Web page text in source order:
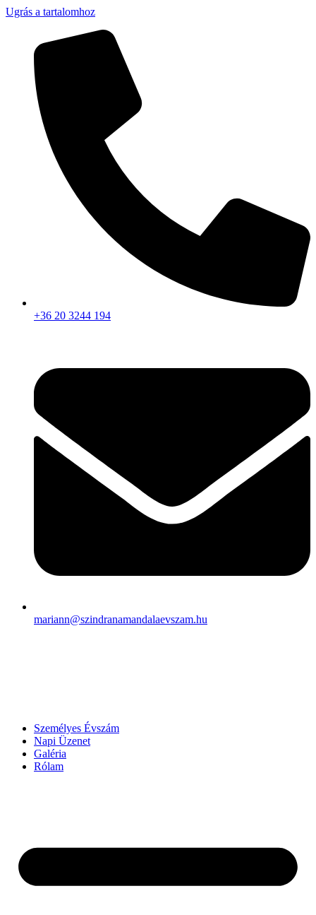
Ugrás a tartalomhoz
+36 20 3244 194
mariann@szindranamandalaevszam.hu
Személyes Évszám
Napi Üzenet
Galéria
Rólam